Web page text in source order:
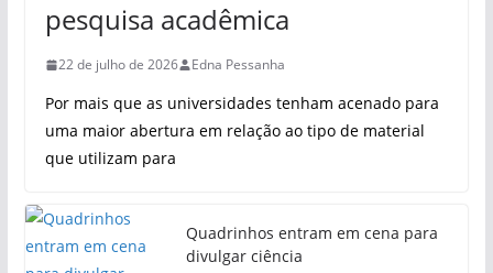
pesquisa acadêmica
22 de julho de 2026 Edna Pessanha
Por mais que as universidades tenham acenado para
uma maior abertura em relação ao tipo de material
que utilizam para
Quadrinhos entram em cena para
divulgar ciência